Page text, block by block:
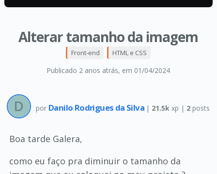
Alterar tamanho da imagem
Publicado 2 anos atrás, em 01/04/2024
Front-end HTML e CSS
por Danilo Rodrigues da Silva | 21.5k xp | 2 posts
Boa tarde Galera,
como eu faço pra diminuir o tamanho da